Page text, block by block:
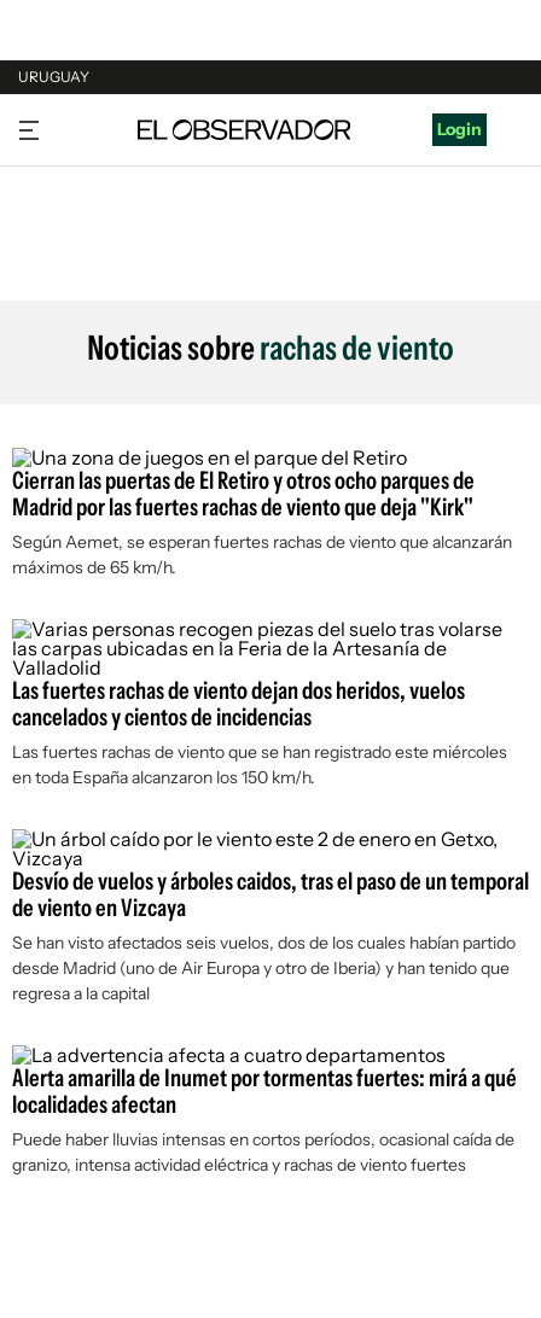
URUGUAY
URUGUAY
ARGENTINA
Login
Noticias sobrerachas de viento
Cierran las puertas de El Retiro y otros ocho parques de
Madrid por las fuertes rachas de viento que deja "Kirk"
Según Aemet, se esperan fuertes rachas de viento que alcanzarán
máximos de 65 km/h.
Las fuertes rachas de viento dejan dos heridos, vuelos
cancelados y cientos de incidencias
Las fuertes rachas de viento que se han registrado este miércoles
en toda España alcanzaron los 150 km/h.
Desvío de vuelos y árboles caidos, tras el paso de un temporal
de viento en Vizcaya
Se han visto afectados seis vuelos, dos de los cuales habían partido
desde Madrid (uno de Air Europa y otro de Iberia) y han tenido que
regresa a la capital
Alerta amarilla de Inumet por tormentas fuertes: mirá a qué
localidades afectan
Puede haber lluvias intensas en cortos períodos, ocasional caída de
granizo, intensa actividad eléctrica y rachas de viento fuertes